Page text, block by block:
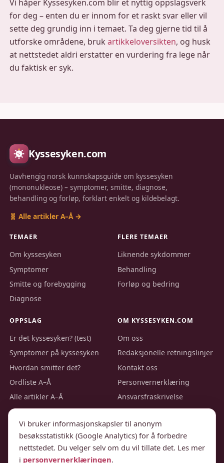
Vi håper Kyssesyken.com blir et nyttig oppslagsverk
for deg – enten du er innom for et raskt svar eller vil
sette deg grundig inn i temaet. Ta deg gjerne tid til å
utforske områdene, brukartikkeloversikten, og husk
at nettstedet aldri erstatter en vurdering fra lege når
du faktisk er syk.
Kyssesyken.com
Uavhengig norsk kunnskapsguide om kyssesyken
(mononukleose) – symptomer, smitte, diagnose,
behandling og forløp, forklart enkelt og kildebelagt.
🧬 Alle artikler A–Å →
TEMAER
Om kyssesyken
Symptomer
Smitte og forebygging
Diagnose
FLERE TEMAER
Liknende sykdommer
Behandling
Forløp og bedring
OPPSLAG
Er det kyssesyken? (test)
Symptomer på kyssesyken
Hvordan smitter det?
Ordliste A–Å
Alle artikler A–Å
OM KYSSESYKEN.COM
Om oss
Redaksjonelle retningslinjer
Kontakt oss
Personvernerklæring
Ansvarsfraskrivelse
Bildekreditt
© 2026 Kyssesyken.com · Utgitt av Nordic Webinvest Ltd · Ansvarlig
Vi bruker informasjonskapsler til anonym
besøksstatistikk (Google Analytics) for å forbedre
nettstedet. Du velger selv om du vil tillate det. Les mer
i personvernerklæringen.